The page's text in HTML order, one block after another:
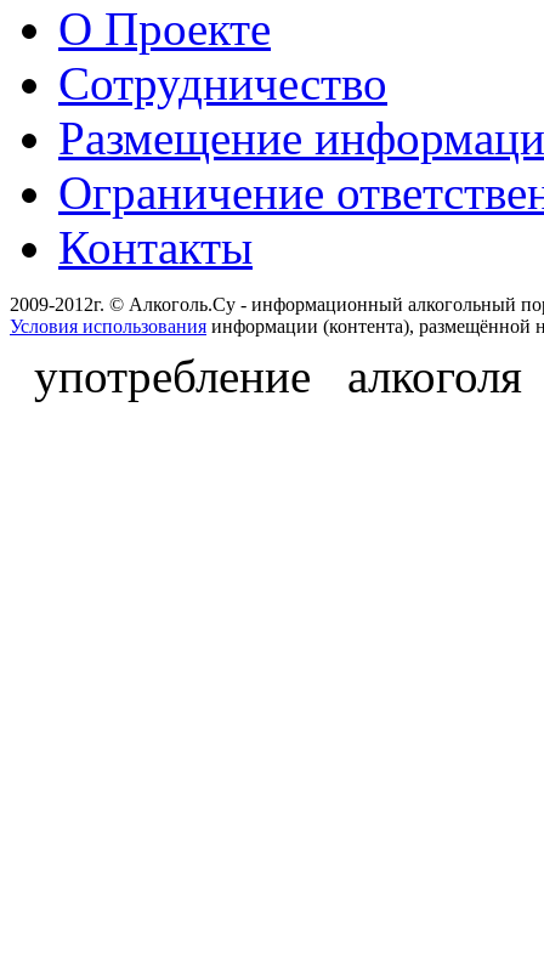
О Проекте
Сотрудничество
Размещение
Ограничение
Контакты
2009-2012г. © Алкоголь.Су - информационный алкогольный
Условия использования информации (контента), размещённой
употребление